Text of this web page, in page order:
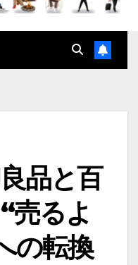
品と百
売るよ
の転換